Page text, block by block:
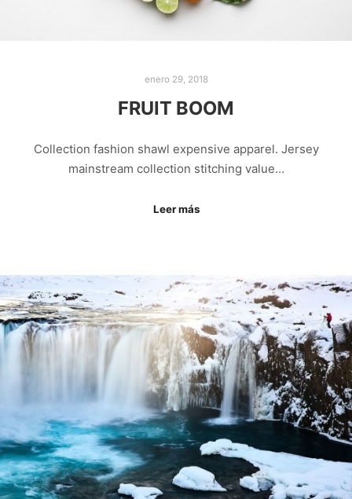
enero 29, 2018
FRUIT BOOM
Collection fashion shawl expensive apparel. Jersey
mainstream collection stitching value…
Leer más